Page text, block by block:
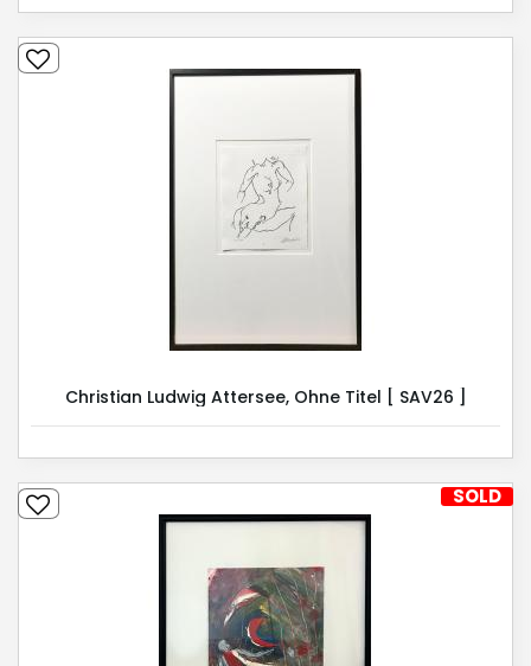
Christian Ludwig Attersee, Ohne Titel [ SAV26 ]
SOLD